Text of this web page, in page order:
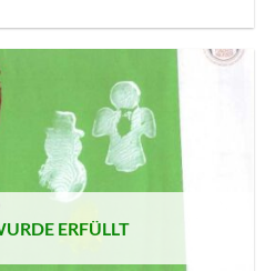
AUF MEINE
MERKLISTE
SETZEN
ERFÜLLT